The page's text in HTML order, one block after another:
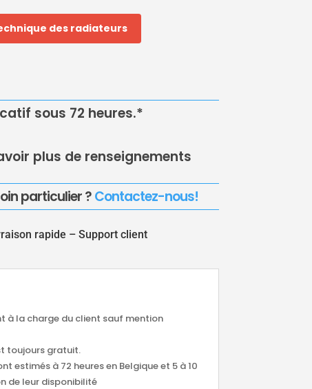
des radiateurs
sous 72 heures.*
plus de renseignements
particulier ?Contactez-nous!
rapide –Support client
à la charge du client sauf mention
toujours gratuit.
estimés à 72 heures en Belgique et 5 à 10
de leur disponibilité